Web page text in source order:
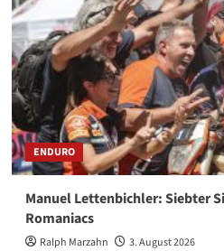
ENDURO
Manuel Lettenbichler: Siebter
Romaniacs
Ralph Marzahn 3. August 2026